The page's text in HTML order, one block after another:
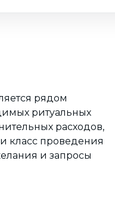
рядом
ритуальных
расходов,
класс проведения
и запросы